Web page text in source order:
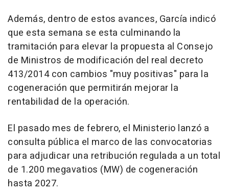
Además, dentro de estos avances, García indicó
que esta semana se esta culminando la
tramitación para elevar la propuesta al Consejo
de Ministros de modificación del real decreto
413/2014 con cambios "muy positivas" para la
cogeneración que permitirán mejorar la
rentabilidad de la operación.
El pasado mes de febrero, el Ministerio lanzó a
consulta pública el marco de las convocatorias
para adjudicar una retribución regulada a un total
de 1.200 megavatios (MW) de cogeneración
hasta 2027.